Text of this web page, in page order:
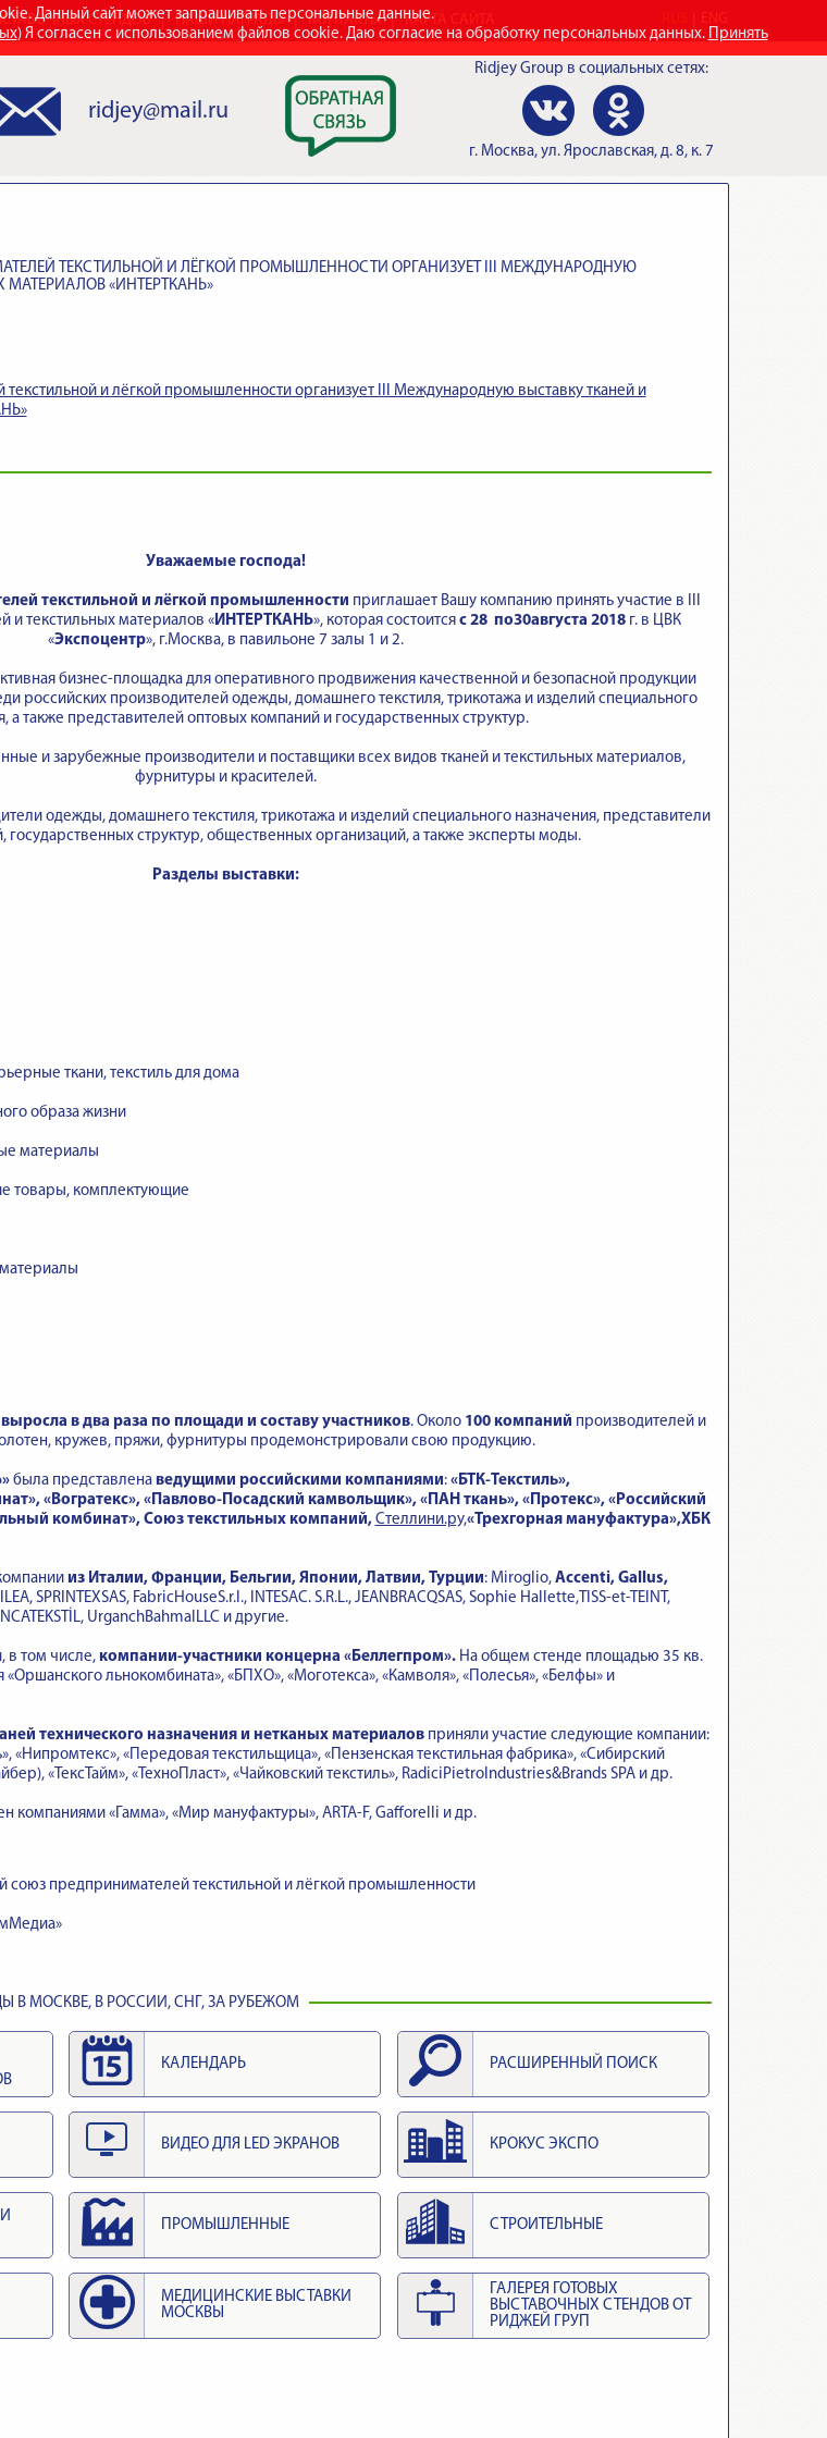
Данный сайт может запрашивать персональные данные.
) Я согласен с использованием файлов cookie. Даю согласие на обработку персональных данных. Принять
СТЕНДОВ НАШИ НАГРАДЫ КОНТАКТЫ КАРТА САЙТА
ridjey@mail.ru
Ridjey Group в социальных сетях:
г. Москва, ул. Ярославская, д. 8, к. 7
ТЕКСТИЛЬНОЙ И ЛЁГКОЙ ПРОМЫШЛЕННОСТИ ОРГАНИЗУЕТ III МЕЖДУНАРОДНУЮ
МАТЕРИАЛОВ «ИНТЕРТКАНЬ»
и лёгкой промышленности организует III Международную выставку тканей и
Уважаемые господа!
текстильной и лёгкой промышленности приглашает Вашу компанию принять участие в III
и текстильных материалов «ИНТЕРТКАНЬ», которая состоится с 28 по30августа 2018г. в ЦВК
«Экспоцентр», г.Москва, в павильоне 7 залы 1 и 2.
бизнес-площадка для оперативного продвижения качественной и безопасной продукции
российских производителей одежды, домашнего текстиля, трикотажа и изделий специального
а также представителей оптовых компаний и государственных структур.
и зарубежные производители и поставщики всех видов тканей и текстильных материалов,
фурнитуры и красителей.
одежды, домашнего текстиля, трикотажа и изделий специального назначения, представители
государственных структур, общественных организаций, а также эксперты моды.
Разделы выставки:
ткани, текстиль для дома
образа жизни
материалы
товары, комплектующие
выросла в два раза по площади и составу участников. Около 100 компаний производителей и
кружев, пряжи, фурнитуры продемонстрировали свою продукцию.
была представлена ведущими российскими компаниями: «БТК-Текстиль»,
«Вогратекс», «Павлово-Посадский камвольщик», «ПАН ткань», «Протекс», «Российский
комбинат», Союз текстильных компаний,Стеллини.ру,«Трехгорная мануфактура»,ХБК
из Италии, Франции, Бельгии, Японии, Латвии, Турции: Miroglio, Accenti, Gallus,
SPRINTEXSAS, FabricHouseS.r.l., INTESAC. S.R.L., JEANBRACQSAS, Sophie Hallette,TISS-et-TEINT,
UrganchBahmalLLC и другие.
в том числе, компании-участники концерна «Беллегпром».На общем стенде площадью 35 кв.
льнокомбината», «БПХО», «Моготекса», «Камволя», «Полесья», «Белфы» и
технического назначения и нетканых материаловприняли участие следующие компании:
«Нипромтекс», «Передовая текстильщица», «Пензенская текстильная фабрика», «Сибирский
«ТексТайм», «ТехноПласт», «Чайковский текстиль», RadiciPietroIndustries&Brands SPA и др.
компаниями «Гамма», «Мир мануфактуры», ARTA-F, Gafforelli и др.
союз предпринимателей текстильной и лёгкой промышленности
В МОСКВЕ, В РОССИИ, СНГ, ЗА РУБЕЖОМ
КАЛЕНДАРЬ РАСШИРЕННЫЙ ПОИСК
ВИДЕО ДЛЯ LED ЭКРАНОВ КРОКУС ЭКСПО
ПРОМЫШЛЕННЫЕ СТРОИТЕЛЬНЫЕ
МЕДИЦИНСКИЕ ВЫСТАВКИ
МОСКВЫ
ГАЛЕРЕЯ ГОТОВЫХ
ВЫСТАВОЧНЫХ СТЕНДОВ ОТ
РИДЖЕЙ ГРУП